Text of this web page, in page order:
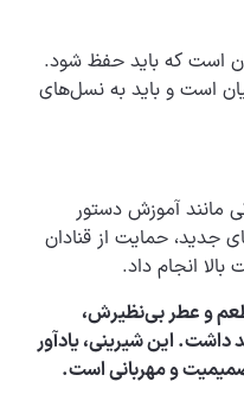
است که باید حفظ شود.
است و باید به نسل‌های
مانند آموزش دستور
جدید، حمایت از قنادان
انجام داد.
طعم و عطر بی‌نظیرش،
داشت. این شیرینی، یادآور
و مهربانی است.